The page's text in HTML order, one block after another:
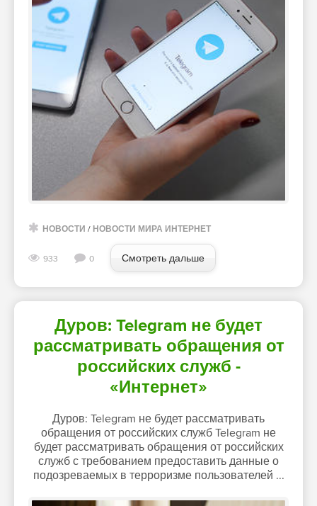
НОВОСТИ / НОВОСТИ МИРА ИНТЕРНЕТ
933 0 Смотреть дальше
Дуров: Telegram не будет
рассматривать обращения от
российских служб -
«Интернет»
Дуров: Telegram не будет рассматривать
обращения от российских служб Telegram не
будет рассматривать обращения от российских
служб с требованием предоставить данные о
подозреваемых в терроризме пользователей ...